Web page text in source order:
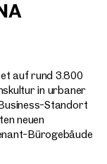
auf rund 3.800
in urbaner
Standort
neuen
Bürogebäude
Service
habe die AGB und
möchte regelmäßig